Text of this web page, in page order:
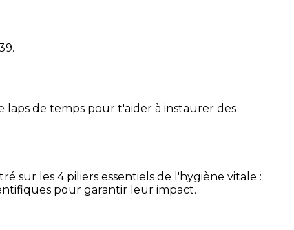
.
laps de temps pour t'aider à instaurer des
sur les 4 piliers essentiels de l'hygiène vitale :
pour garantir leur impact.